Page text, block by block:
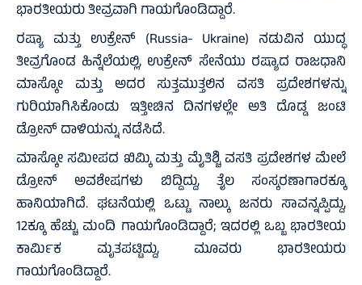
ಭಾರತೀಯರು ತೀವ್ರವಾಗಿ ಗಾಯಗೊಂಡಿದ್ದಾರೆ.
ರಷ್ಯಾ ಮತ್ತು ಉಕ್ರೇನ್ (Russia- Ukraine) ನಡುವಿನ ಯುದ್ಧ
ತೀವ್ರಗೊಂಡ ಹಿನ್ನೆಲೆಯಲ್ಲಿ, ಉಕ್ರೇನ್ ಸೇನೆಯು ರಷ್ಯಾದ ರಾಜಧಾನಿ
ಮಾಸ್ಕೋ ಮತ್ತು ಅದರ ಸುತ್ತಮುತ್ತಲಿನ ವಸತಿ ಪ್ರದೇಶಗಳನ್ನು
ಗುರಿಯಾಗಿಸಿಕೊಂಡು ಇತ್ತೀಚಿನ ದಿನಗಳಲ್ಲೇ ಅತಿ ದೊಡ್ಡ ಜಂಟಿ
ಡ್ರೋನ್ ದಾಳಿಯನ್ನು ನಡೆಸಿದೆ.
ಮಾಸ್ಕೋ ಸಮೀಪದ ಖಿಮ್ಕಿ ಮತ್ತು ಮೈತಿಶ್ಚಿ ವಸತಿ ಪ್ರದೇಶಗಳ ಮೇಲೆ
ಡ್ರೋನ್ ಅವಶೇಷಗಳು ಬಿದ್ದಿದ್ದು, ತೈಲ ಸಂಸ್ಕರಣಾಗಾರಕ್ಕೂ
ಹಾನಿಯಾಗಿದೆ. ಘಟನೆಯಲ್ಲಿ ಒಟ್ಟು ನಾಲ್ಕು ಜನರು ಸಾವನ್ನಪ್ಪಿದ್ದು,
12ಕ್ಕೂ ಹೆಚ್ಚು ಮಂದಿ ಗಾಯಗೊಂಡಿದ್ದಾರೆ; ಇದರಲ್ಲಿ ಒಬ್ಬ ಭಾರತೀಯ
ಕಾರ್ಮಿಕ ಮೃತಪಟ್ಟಿದ್ದು, ಮೂವರು ಭಾರತೀಯರು
ಗಾಯಗೊಂಡಿದ್ದಾರೆ.